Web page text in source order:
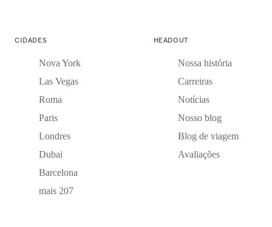
CIDADES
Nova York
Las Vegas
Roma
Paris
Londres
Dubai
Barcelona
mais 207
HEADOUT
Nossa história
Carreiras
Notícias
Nosso blog
Blog de viagem
Avaliações